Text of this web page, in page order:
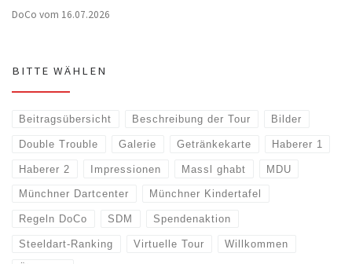
DoCo vom 16.07.2026
BITTE WÄHLEN
Beitragsübersicht Beschreibung der Tour Bilder
Double Trouble Galerie Getränkekarte Haberer 1
Haberer 2 Impressionen Massl ghabt MDU
Münchner Dartcenter Münchner Kindertafel
Regeln DoCo SDM Spendenaktion
Steeldart-Ranking Virtuelle Tour Willkommen